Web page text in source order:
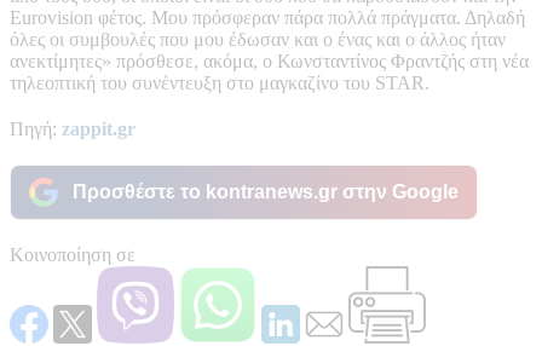
Eurovision φέτος. Μου πρόσφεραν πάρα πολλά πράγματα. Δηλαδή
όλες οι συμβουλές που μου έδωσαν και ο ένας και ο άλλος ήταν
ανεκτίμητες» πρόσθεσε, ακόμα, ο Κωνσταντίνος Φραντζής στη νέα
τηλεοπτική του συνέντευξη στο μαγκαζίνο του STAR.
Πηγή: zappit.gr
Προσθέστε το kontranews.gr στην Google
Κοινοποίηση σε